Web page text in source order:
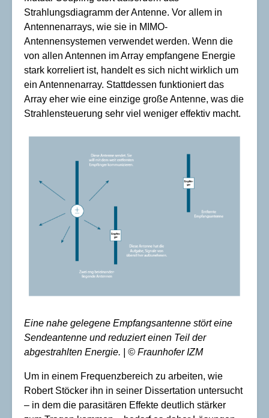
Strahlungsdiagramm der Antenne. Vor allem in
Antennenarrays, wie sie in MIMO-
Antennensystemen verwendet werden. Wenn die
von allen Antennen im Array empfangene Energie
stark korreliert ist, handelt es sich nicht wirklich um
ein Antennenarray. Stattdessen funktioniert das
Array eher wie eine einzige große Antenne, was die
Strahlensteuerung sehr viel weniger effektiv macht.
Eine nahe gelegene Empfangsantenne stört eine
Sendeantenne und reduziert einen Teil der
abgestrahlten Energie. | © Fraunhofer IZM
Um in einem Frequenzbereich zu arbeiten, wie
Robert Stöcker ihn in seiner Dissertation untersucht
– in dem die parasitären Effekte deutlich stärker